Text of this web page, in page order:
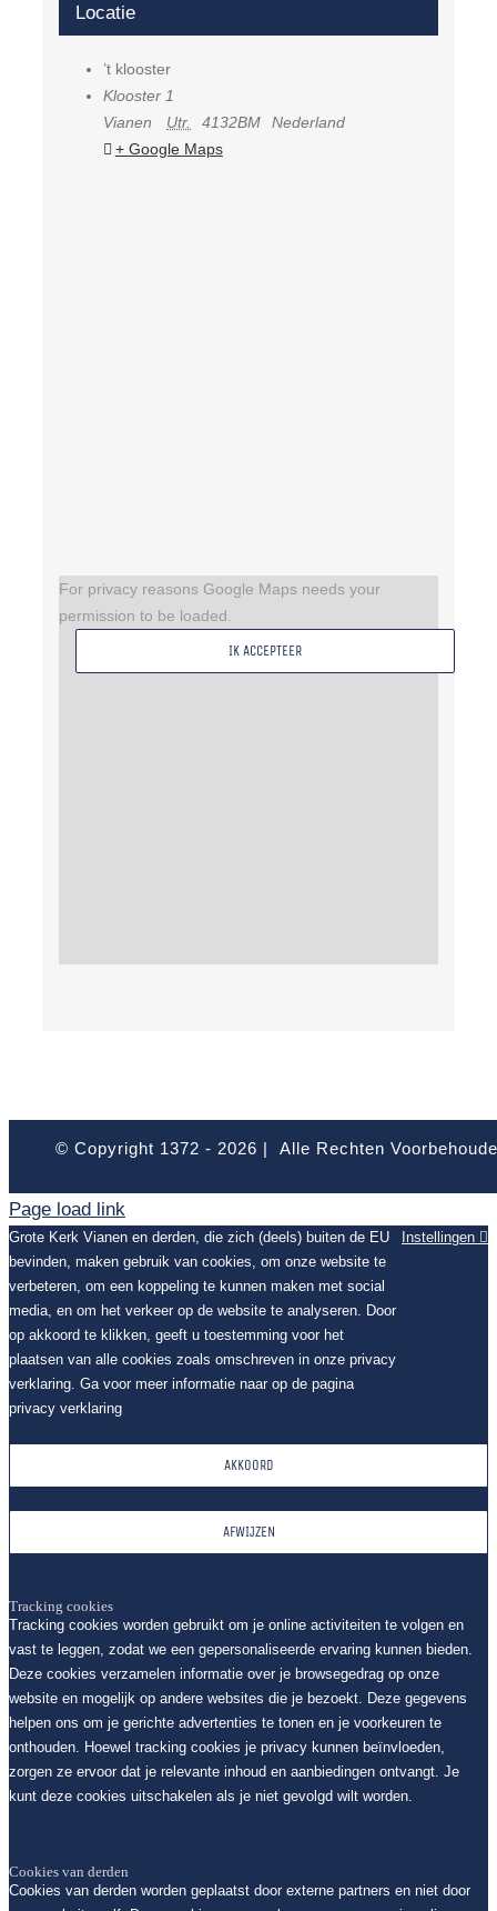
Locatie
’t klooster
Klooster 1
Vianen
Utr. 4132BM
Nederland
+ Google Maps
For privacy reasons Google Maps needs your
permission to be loaded.
IK ACCEPTEER
© Copyright 1372 - 2026 | Alle Rechten
Page load link
Grote Kerk Vianen en derden, die zich (deels) buiten de EU
bevinden, maken gebruik van cookies, om onze website te
verbeteren, om een koppeling te kunnen maken met social
media, en om het verkeer op de website te analyseren. Door
op akkoord te klikken, geeft u toestemming voor het
plaatsen van alle cookies zoals omschreven in onze privacy
verklaring. Ga voor meer informatie naar op de pagina
privacy verklaring
Instellingen
AKKOORD
AFWIJZEN
Tracking cookies
Tracking cookies worden gebruikt om je online activiteiten te volgen en
vast te leggen, zodat we een gepersonaliseerde ervaring kunnen bieden.
Deze cookies verzamelen informatie over je browsegedrag op onze
website en mogelijk op andere websites die je bezoekt. Deze gegevens
helpen ons om je gerichte advertenties te tonen en je voorkeuren te
onthouden. Hoewel tracking cookies je privacy kunnen beïnvloeden,
zorgen ze ervoor dat je relevante inhoud en aanbiedingen ontvangt. Je
kunt deze cookies uitschakelen als je niet gevolgd wilt worden.
Cookies van derden
Cookies van derden worden geplaatst door externe partners en niet door